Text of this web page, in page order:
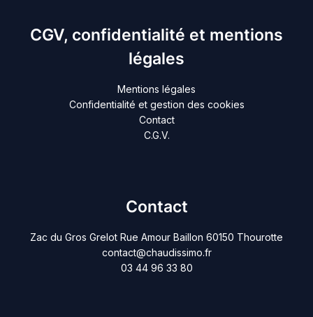
CGV, confidentialité et mentions
légales
Mentions légales
Confidentialité et gestion des cookies
Contact
C.G.V.
Contact
Zac du Gros Grelot Rue Amour Baillon 60150 Thourotte
contact@chaudissimo.fr
03 44 96 33 80